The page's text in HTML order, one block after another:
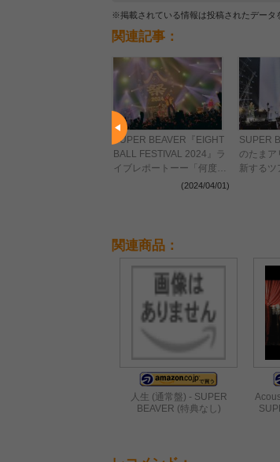
※掲載されている情報は投稿されたデータ
関連記事：
SUPER BEAVER『EIGHT
BALL FESTIVAL 2024』ラ
イブレポートーー「何度あ
ってもいいなこんな日は」
(2024/04/01)
SUPER
のたまア
新するツ
ポート
関連商品：
人生 (通常盤) - SUPER
BEAVER (特典なし)